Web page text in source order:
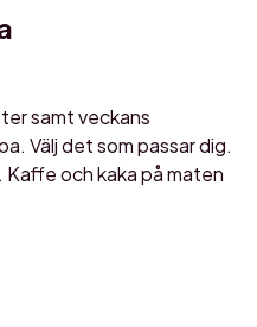
samt veckans
Välj det som passar dig.
och kaka på maten